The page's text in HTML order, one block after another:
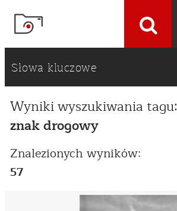
Słowa kluczowe
Wyniki wyszukiwania tagu:
znak drogowy
Znalezionych wyników:
57